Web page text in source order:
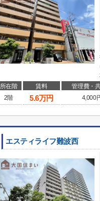
所在階 賃料 管理費・
2階
5.6万円 4,000
エスティライフ難波西